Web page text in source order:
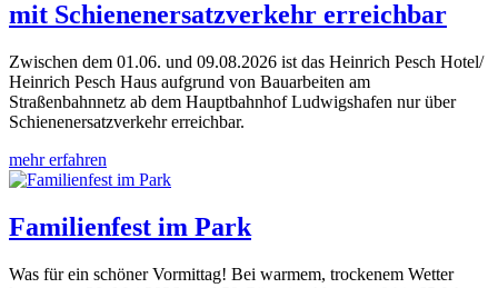
mit Schienenersatzverkehr erreichbar
Zwischen dem 01.06. und 09.08.2026 ist das Heinrich Pesch Hotel/
Heinrich Pesch Haus aufgrund von Bauarbeiten am
Straßenbahnnetz ab dem Hauptbahnhof Ludwigshafen nur über
Schienenersatzverkehr erreichbar.
mehr erfahren
Familienfest im Park
Was für ein schöner Vormittag! Bei warmem, trockenem Wetter